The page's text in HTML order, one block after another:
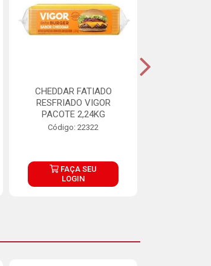
CHEDDAR FATIADO
RESFRIADO VIGOR
PACOTE 2,24KG
Código: 22322
FAÇA SEU
LOGIN